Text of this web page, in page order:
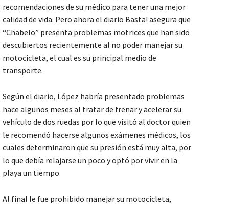
recomendaciones de su médico para tener una mejor
calidad de vida. Pero ahora el diario Basta! asegura que
“Chabelo” presenta problemas motrices que han sido
descubiertos recientemente al no poder manejar su
motocicleta, el cual es su principal medio de
transporte.
Según el diario, López habría presentado problemas
hace algunos meses al tratar de frenar y acelerar su
vehículo de dos ruedas por lo que visitó al doctor quien
le recomendó hacerse algunos exámenes médicos, los
cuales determinaron que su presión está muy alta, por
lo que debía relajarse un poco y optó por vivir en la
playa un tiempo.
Al final le fue prohibido manejar su motocicleta,